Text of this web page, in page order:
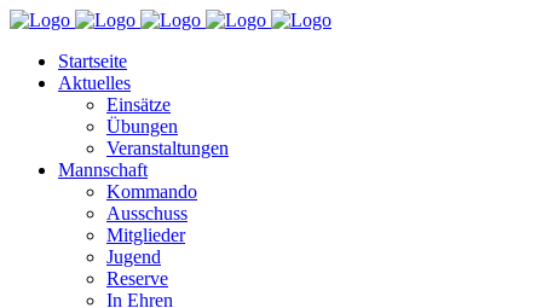
Startseite
Aktuelles
Einsätze
Übungen
Veranstaltungen
Mannschaft
Kommando
Ausschuss
Mitglieder
Jugend
Reserve
In Ehren